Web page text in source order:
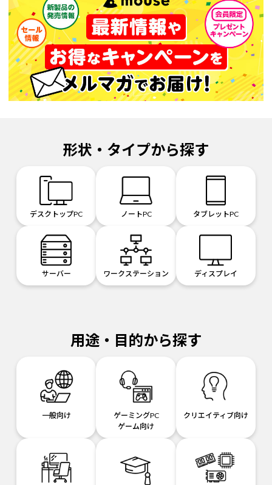
形状・タイプから探す
デスクトップPC ノートPC タブレットPC
サーバー ワークステーション ディスプレイ
用途・目的から探す
一般向け
ゲーミングPC
ゲーム向け
クリエイティブ向け